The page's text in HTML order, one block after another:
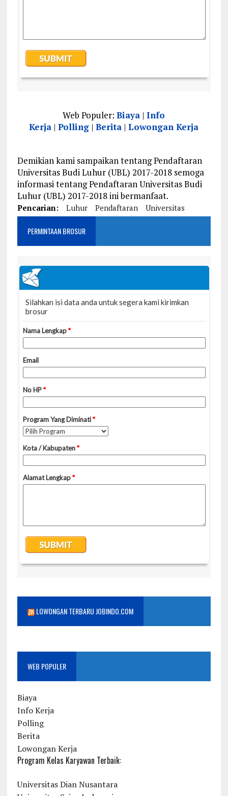
Web Populer:Biaya |Info
Kerja |Polling |Berita |Lowongan Kerja
Demikian kami sampaikan tentang Pendaftaran
Universitas Budi Luhur (UBL) 2017-2018 semoga
informasi tentang Pendaftaran Universitas Budi
Luhur (UBL) 2017-2018 ini bermanfaat.
Pencarian: Luhur Pendaftaran Universitas
PERMINTAAN BROSUR
LOWONGAN TERBARU JOBINDO.COM
WEB POPULER
Biaya
Info Kerja
Polling
Berita
Lowongan Kerja
Program Kelas Karyawan Terbaik:
Universitas Dian Nusantara